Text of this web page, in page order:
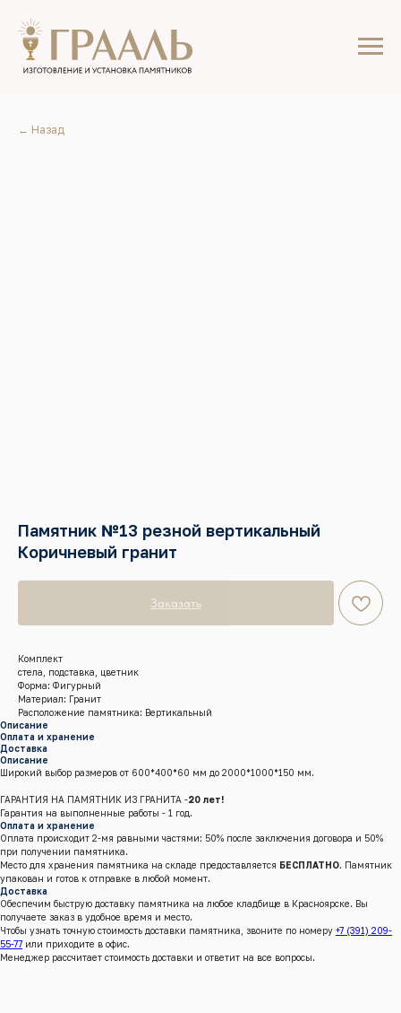
← Назад
Памятник №13 резной вертикальный
Коричневый гранит
Заказать
Комплект
стела, подставка, цветник
Форма: Фигурный
Материал: Гранит
Расположение памятника: Вертикальный
Описание
Оплата и хранение
Доставка
Описание
Широкий выбор размеров от 600*400*60 мм до 2000*1000*150 мм.
ГАРАНТИЯ НА ПАМЯТНИК ИЗ ГРАНИТА -20 лет!
Гарантия на выполненные работы - 1 год.
Оплата и хранение
Оплата происходит 2-мя равными частями: 50% после заключения договора и 50%
при получении памятника.
Место для хранения памятника на складе предоставляется БЕСПЛАТНО. Памятник
упакован и готов к отправке в любой момент.
Доставка
Обеспечим быструю доставку памятника на любое кладбище в Красноярске. Вы
получаете заказ в удобное время и место.
Чтобы узнать точную стоимость доставки памятника, звоните по номеру +7 (391) 209-
55-77 или приходите в офис.
Менеджер рассчитает стоимость доставки и ответит на все вопросы.
г.Красноярск, Енисейский тракт, 8 к/4 (кл. Бадалык)
Телефон:+7 (391) 209-55-77
Почта:graalkrsk@mail.ru
Режим работы: Пн - Вс / 09:00 - 19:00